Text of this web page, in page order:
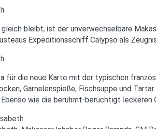
bleibt, ist der unverwechselbare
Expeditionsschiff Calypso als
für die neue Karte mit der typischen
Garnelenspieße, Fischsuppe und
wie die berühmt-berüchtigt